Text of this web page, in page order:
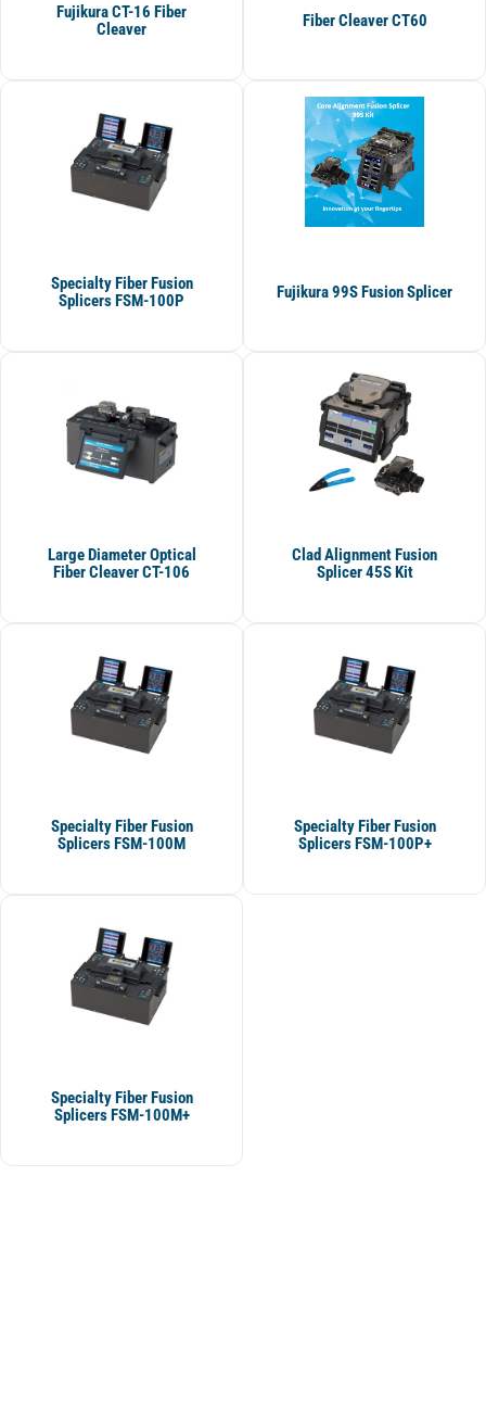
Fujikura CT-16 Fiber
Cleaver
Fiber Cleaver CT60
Specialty Fiber Fusion
Splicers FSM-100P
Fujikura 99S Fusion Splicer
Large Diameter Optical
Fiber Cleaver CT-106
Clad Alignment Fusion
Splicer 45S Kit
Specialty Fiber Fusion
Splicers FSM-100M
Specialty Fiber Fusion
Splicers FSM-100P+
Specialty Fiber Fusion
Splicers FSM-100M+